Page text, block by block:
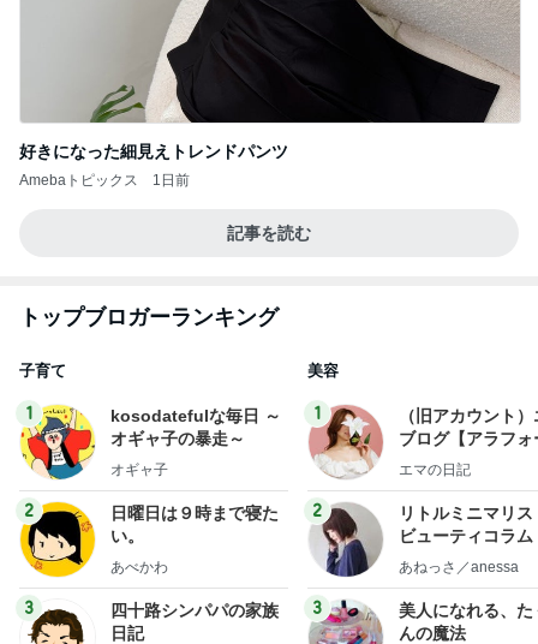
好きになった細見えトレンドパンツ
Amebaトピックス 1日前
記事を読む
トップブロガーランキング
子育て
1
kosodatefulな毎日 ～
オギャ子の暴走～
オギャ子
2
日曜日は９時まで寝た
い。
あべかわ
3
四十路シンパパの家族
日記
美容
1
（旧アカウント
ブログ【アラフォ
社売却セカンドラ
エマの日記
2
リトルミニマリス
ビューティコラ
little
あねっさ／anessa
3
美人になれる、た
んの魔法